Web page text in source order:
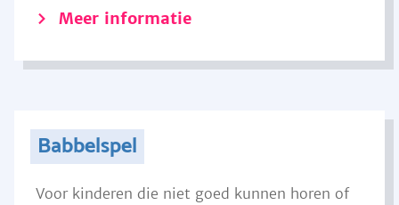
Meer informatie
Babbelspel
Voor kinderen die niet goed kunnen horen of